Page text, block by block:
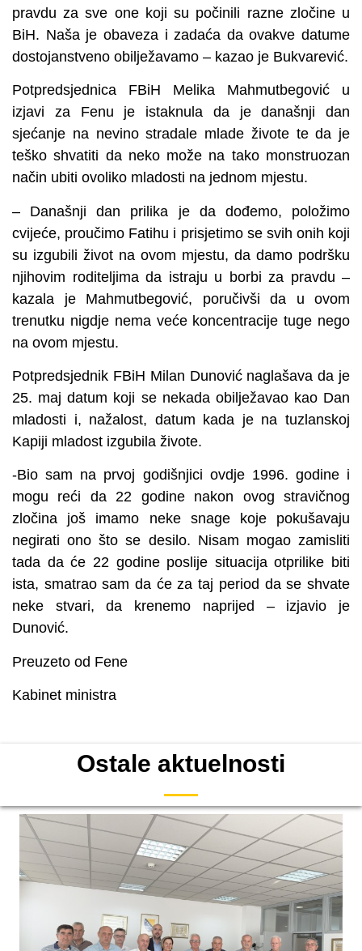
pravdu za sve one koji su počinili razne zločine u
BiH. Naša je obaveza i zadaća da ovakve datume
dostojanstveno obilježavamo – kazao je Bukvarević.
Potpredsjednica FBiH Melika Mahmutbegović u
izjavi za Fenu je istaknula da je današnji dan
sjećanje na nevino stradale mlade živote te da je
teško shvatiti da neko može na tako monstruozan
način ubiti ovoliko mladosti na jednom mjestu.
– Današnji dan prilika je da dođemo, položimo
cvijeće, proučimo Fatihu i prisjetimo se svih onih koji
su izgubili život na ovom mjestu, da damo podršku
njihovim roditeljima da istraju u borbi za pravdu –
kazala je Mahmutbegović, poručivši da u ovom
trenutku nigdje nema veće koncentracije tuge nego
na ovom mjestu.
Potpredsjednik FBiH Milan Dunović naglašava da je
25. maj datum koji se nekada obilježavao kao Dan
mladosti i, nažalost, datum kada je na tuzlanskoj
Kapiji mladost izgubila živote.
-Bio sam na prvoj godišnjici ovdje 1996. godine i
mogu reći da 22 godine nakon ovog stravičnog
zločina još imamo neke snage koje pokušavaju
negirati ono što se desilo. Nisam mogao zamisliti
tada da će 22 godine poslije situacija otprilike biti
ista, smatrao sam da će za taj period da se shvate
neke stvari, da krenemo naprijed – izjavio je
Dunović.
Preuzeto od Fene
Kabinet ministra
Ostale aktuelnosti